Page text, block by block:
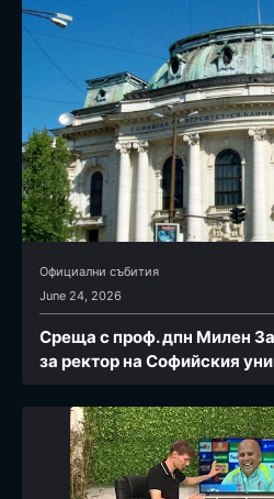
Официални събития
June 24, 2026
Среща с проф. дпн Милен
за ректор на Софийския